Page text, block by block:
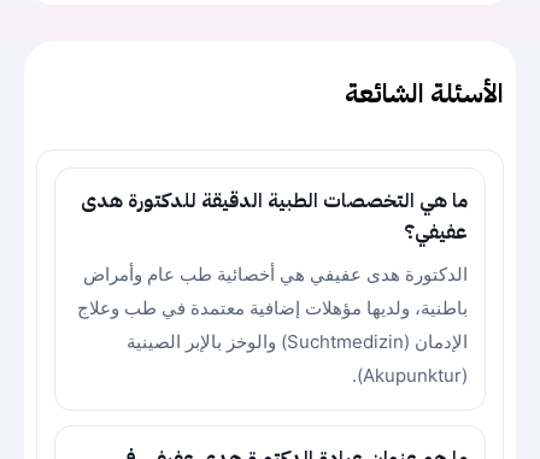
الأسئلة الشائعة
ما هي التخصصات الطبية الدقيقة للدكتورة هدى
عفيفي؟
الدكتورة هدى عفيفي هي أخصائية طب عام وأمراض
باطنية، ولديها مؤهلات إضافية معتمدة في طب وعلاج
الإدمان (Suchtmedizin) والوخز بالإبر الصينية
(Akupunktur).